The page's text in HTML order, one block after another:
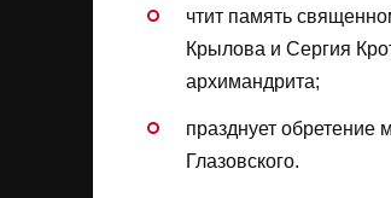
чтит память
Крылова и Сергия
архимандрита;
празднует обретение
Глазовского.